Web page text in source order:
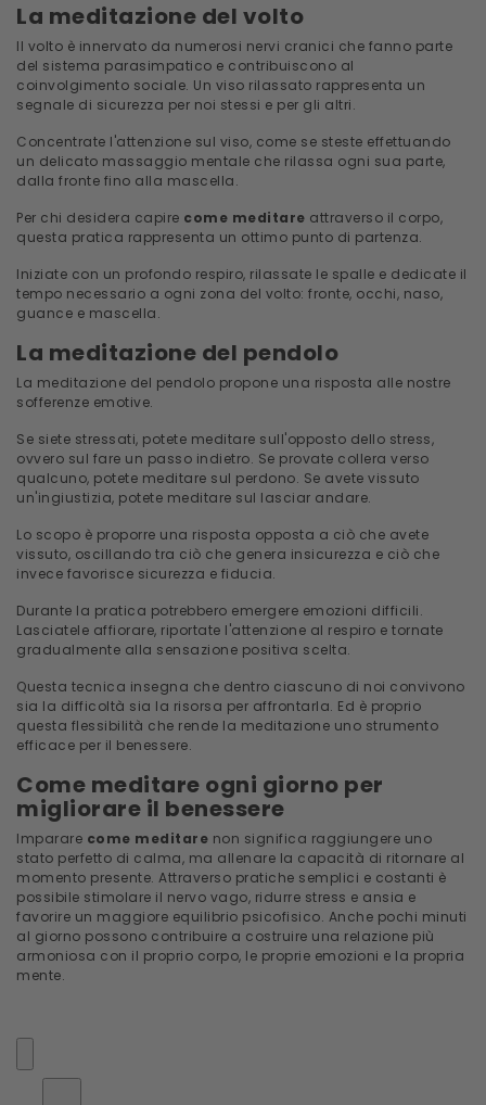
La meditazione del volto
Il volto è innervato da numerosi nervi cranici che fanno parte
del sistema parasimpatico e contribuiscono al
coinvolgimento sociale. Un viso rilassato rappresenta un
segnale di sicurezza per noi stessi e per gli altri.
Concentrate l'attenzione sul viso, come se steste effettuando
un delicato massaggio mentale che rilassa ogni sua parte,
dalla fronte fino alla mascella.
Per chi desidera capire come meditare attraverso il corpo,
questa pratica rappresenta un ottimo punto di partenza.
Iniziate con un profondo respiro, rilassate le spalle e dedicate il
tempo necessario a ogni zona del volto: fronte, occhi, naso,
guance e mascella.
La meditazione del pendolo
La meditazione del pendolo propone una risposta alle nostre
sofferenze emotive.
Se siete stressati, potete meditare sull'opposto dello stress,
ovvero sul fare un passo indietro. Se provate collera verso
qualcuno, potete meditare sul perdono. Se avete vissuto
un'ingiustizia, potete meditare sul lasciar andare.
Lo scopo è proporre una risposta opposta a ciò che avete
vissuto, oscillando tra ciò che genera insicurezza e ciò che
invece favorisce sicurezza e fiducia.
Durante la pratica potrebbero emergere emozioni difficili.
Lasciatele affiorare, riportate l'attenzione al respiro e tornate
gradualmente alla sensazione positiva scelta.
Questa tecnica insegna che dentro ciascuno di noi convivono
sia la difficoltà sia la risorsa per affrontarla. Ed è proprio
questa flessibilità che rende la meditazione uno strumento
efficace per il benessere.
Come meditare ogni giorno per
migliorare il benessere
Imparare come meditare non significa raggiungere uno
stato perfetto di calma, ma allenare la capacità di ritornare al
momento presente. Attraverso pratiche semplici e costanti è
possibile stimolare il nervo vago, ridurre stress e ansia e
favorire un maggiore equilibrio psicofisico. Anche pochi minuti
al giorno possono contribuire a costruire una relazione più
armoniosa con il proprio corpo, le proprie emozioni e la propria
mente.